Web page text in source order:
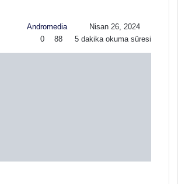
Andromedia
n
X
o
s
t
e
Nisan 26, 2024
0
88 5 dakika okuma süresi